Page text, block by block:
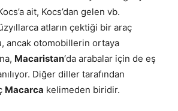
ait, Kocs’dan gelen vb.
atların çektiği bir araç
ancak otomobillerin ortaya
Macaristan‘da arabalar için de eş
Diğer diller tarafından
Macarca kelimeden biridir.